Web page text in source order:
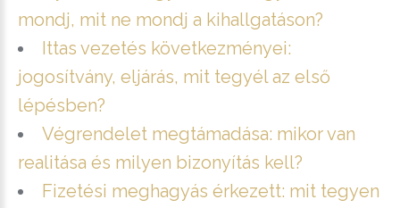
mondj, mit ne mondj a kihallgatáson?
Ittas vezetés következményei:
jogosítvány, eljárás, mit tegyél az első
lépésben?
Végrendelet megtámadása: mikor van
realitása és milyen bizonyítás kell?
Fizetési meghagyás érkezett: mit tegyen